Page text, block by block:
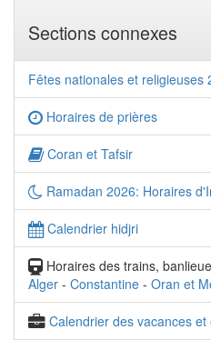
Sections connexes
Fêtes nationales et religieuses
Horaires de prières
Coran et Tafsir
Ramadan 2026: Horaires
Calendrier hidjri
Horaires des trains, banlieue
Alger - Constantine - Oran et
Calendrier des vacances